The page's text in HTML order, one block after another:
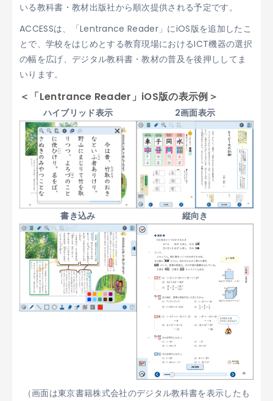
いる教科書・教材出版社から順次提供される予定です。
ACCESSは、「Lentrance Reader」にiOS版を追加したこ
とで、学校をはじめとする教育現場におけるICT機器の選択
の幅を広げ、デジタル教科書・教材の普及を後押ししてま
いります。
＜「Lentrance Reader」iOS版の表示例＞
ハイブリッド表示 2画面表示
書き込み 縦向き
（画面は東京書籍株式会社のデジタル教科書を表示したも